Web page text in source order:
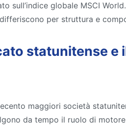
sull’indice globale MSCI
per struttura e
statunitense e
maggiori società
da tempo il ruolo di